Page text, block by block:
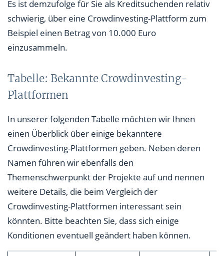
Es ist demzufolge für Sie als Kreditsuchenden relativ
schwierig, über eine Crowdinvesting-Plattform zum
Beispiel einen Betrag von 10.000 Euro
einzusammeln.
Tabelle: Bekannte Crowdinvesting-
Plattformen
In unserer folgenden Tabelle möchten wir Ihnen
einen Überblick über einige bekanntere
Crowdinvesting-Plattformen geben. Neben deren
Namen führen wir ebenfalls den
Themenschwerpunkt der Projekte auf und nennen
weitere Details, die beim Vergleich der
Crowdinvesting-Plattformen interessant sein
könnten. Bitte beachten Sie, dass sich einige
Konditionen eventuell geändert haben können.